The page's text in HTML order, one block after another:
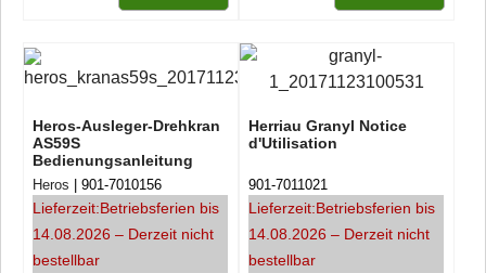
Heros-Ausleger-Drehkran
AS59S
Bedienungsanleitung
Heros 901-7010156
Lieferzeit:Betriebsferien bis
14.08.2026 – Derzeit nicht
bestellbar
Herriau Granyl Notice
d'Utilisation
901-7011021
Lieferzeit:Betriebsferien bis
14.08.2026 – Derzeit nicht
bestellbar